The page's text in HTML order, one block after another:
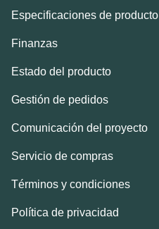
Especificaciones de producto
Finanzas
Estado del producto
Gestión de pedidos
Comunicación del proyecto
Servicio de compras
Términos y condiciones
Política de privacidad